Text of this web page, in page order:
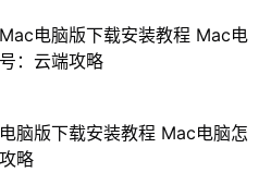
电脑版下载安装教程 Mac电
：云端攻略
脑版下载安装教程 Mac电脑怎
略